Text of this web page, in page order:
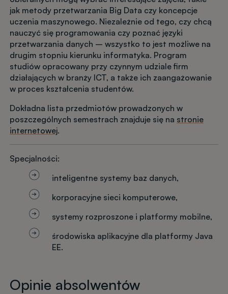
jak metody przetwarzania Big Data czy koncepcje
uczenia maszynowego. Niezależnie od tego, czy chcą
nauczyć się programowania czy poznać języki
przetwarzania danych – wszystko to jest możliwe na
drugim stopniu kierunku informatyka. Program
studiów opracowany przy czynnym udziale firm
działających w branży ICT, a także ich zaangażowanie
w proces kształcenia studentów.
Dokładna lista przedmiotów prowadzonych w
poszczególnych semestrach znajduje się na stronie
internetowej.
Specjalności:
inteligentne systemy baz danych,
korporacyjne sieci komputerowe,
systemy rozproszone i platformy mobilne,
środowiska aplikacyjne dla platformy Java
EE.
Opinie absolwentów